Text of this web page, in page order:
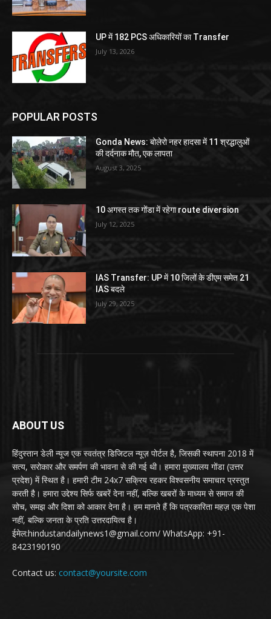
UP में 182 PCS अधिकारियों का Transfer
July 13, 2026
POPULAR POSTS
Gonda News: बोलेरो नहर हादसा में 11 श्रद्धालुओं
की दर्दनाक मौत, एक लापता
August 3, 2025
10 अगस्त तक गोंडा में रहेगा route diversion
July 12, 2025
IAS Transfer: UP में 10 जिलों के डीएम समेत 21
IAS बदले
July 29, 2025
ABOUT US
हिंदुस्तान डेली न्यूज एक स्वतंत्र डिजिटल न्यूज़ पोर्टल है, जिसकी स्थापना 2018 में
सत्य, सरोकार और समर्पण की भावना से की गई थी। हमारा मुख्यालय गोंडा (उत्तर
प्रदेश) में स्थित है। हमारी टीम 24x7 सक्रिय रहकर विश्वसनीय समाचार प्रस्तुत
करती है। हमारा उद्देश्य सिर्फ खबरें देना नहीं, बल्कि खबरों के माध्यम से समाज की
सोच, समझ और दिशा को आकार देना है। हम मानते हैं कि पत्रकारिता महज़ एक पेशा
नहीं, बल्कि जनता के प्रति उत्तरदायित्व है।
ईमेल:hindustandailynews1@gmail.com/ WhatsApp: +91-
8423190190
Contact us: contact@yoursite.com